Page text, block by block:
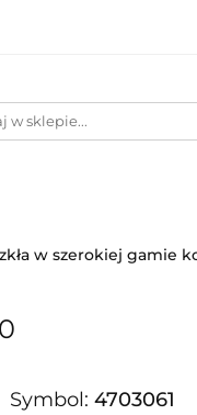
mnie
w szerokiej gamie
Symbol: 4703061